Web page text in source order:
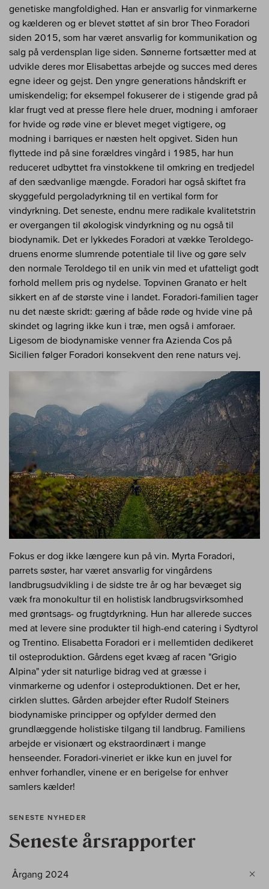
genetiske mangfoldighed. Han er ansvarlig for vinmarkerne
og kælderen og er blevet støttet af sin bror Theo Foradori
siden 2015, som har været ansvarlig for kommunikation og
salg på verdensplan lige siden. Sønnerne fortsætter med at
udvikle deres mor Elisabettas arbejde og succes med deres
egne ideer og gejst. Den yngre generations håndskrift er
umiskendelig; for eksempel fokuserer de i stigende grad på
klar frugt ved at presse flere hele druer, modning i amforaer
for hvide og røde vine er blevet meget vigtigere, og
modning i barriques er næsten helt opgivet. Siden hun
flyttede ind på sine forældres vingård i 1985, har hun
reduceret udbyttet fra vinstokkene til omkring en tredjedel
af den sædvanlige mængde. Foradori har også skiftet fra
skyggefuld pergoladyrkning til en vertikal form for
vindyrkning. Det seneste, endnu mere radikale kvalitetstrin
er overgangen til økologisk vindyrkning og nu også til
biodynamik. Det er lykkedes Foradori at vække Teroldego-
druens enorme slumrende potentiale til live og gøre selv
den normale Teroldego til en unik vin med et ufatteligt godt
forhold mellem pris og nydelse. Topvinen Granato er helt
sikkert en af de største vine i landet. Foradori-familien tager
nu det næste skridt: gæring af både røde og hvide vine på
skindet og lagring ikke kun i træ, men også i amforaer.
Ligesom de biodynamiske venner fra Azienda Cos på
Sicilien følger Foradori konsekvent den rene naturs vej.
Fokus er dog ikke længere kun på vin. Myrta Foradori,
parrets søster, har været ansvarlig for vingårdens
landbrugsudvikling i de sidste tre år og har bevæget sig
væk fra monokultur til en holistisk landbrugsvirksomhed
med grøntsags- og frugtdyrkning. Hun har allerede succes
med at levere sine produkter til high-end catering i Sydtyrol
og Trentino. Elisabetta Foradori er i mellemtiden dedikeret
til osteproduktion. Gårdens eget kvæg af racen "Grigio
Alpina" yder sit naturlige bidrag ved at græsse i
vinmarkerne og udenfor i osteproduktionen. Det er her,
cirklen sluttes. Gården arbejder efter Rudolf Steiners
biodynamiske principper og opfylder dermed den
grundlæggende holistiske tilgang til landbrug. Familiens
arbejde er visionært og ekstraordinært i mange
henseender. Foradori-vineriet er ikke kun en juvel for
enhver forhandler, vinene er en berigelse for enhver
samlers kælder!
SENESTE NYHEDER
Seneste årsrapporter
Årgang 2024